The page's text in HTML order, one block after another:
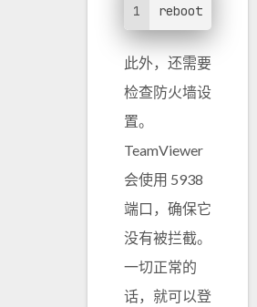
1 reboot
此外，还需要
检查防火墙设
置。
TeamViewer
会使用 5938
端口，确保它
没有被拦截。
一切正常的
话，就可以登